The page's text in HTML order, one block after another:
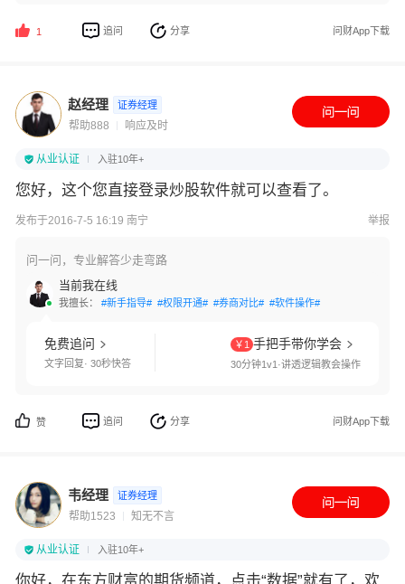
1 追问 分享 问财App下载
赵经理 证券经理
帮助888 响应及时
从业认证 入驻10年+
您好，这个您直接登录炒股软件就可以查看了。
发布于2016-7-5 16:19 南宁 举报
问一问，专业解答少走弯路
当前我在线
我擅长： #新手指导# #权限开通# #券商对比# #软件操作#
免费追问
文字回复· 30秒快答
￥1 手把手带你学会
30分钟1v1·讲透逻辑教会操作
赞 追问 分享 问财App下载
韦经理 证券经理
帮助1523 知无不言
从业认证 入驻10年+